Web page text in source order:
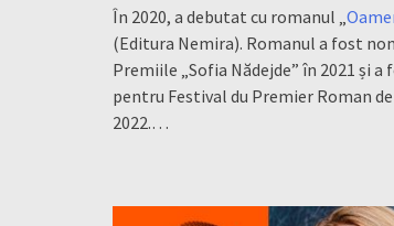
În 2020, a debutat cu romanul „
(Editura Nemira). Romanul a fost
Premiile „Sofia Nădejde” în 2021 și
pentru Festival du Premier Roman
2022.…